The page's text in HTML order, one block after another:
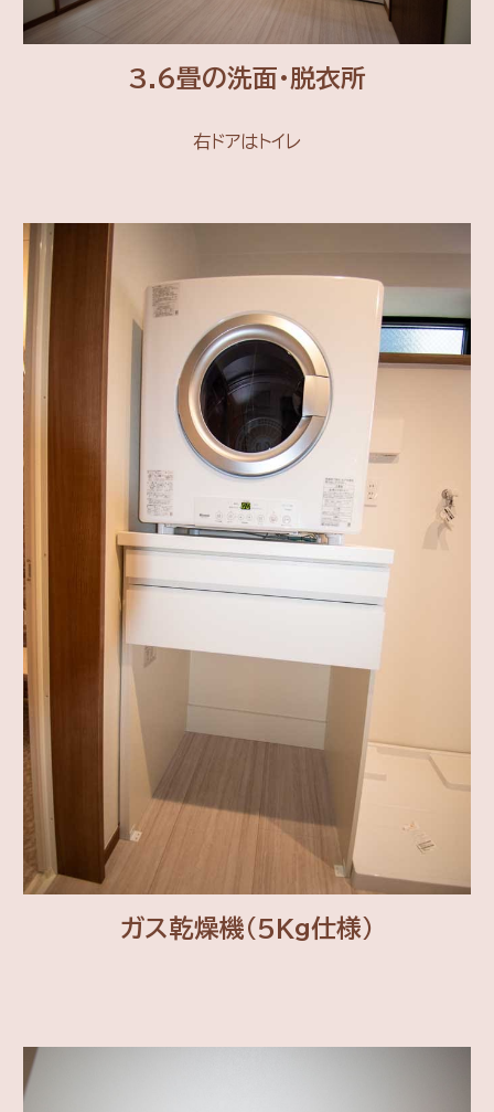
3.6畳の洗面・脱衣所
右ドアはトイレ
ガス乾燥機(5Kg仕様)